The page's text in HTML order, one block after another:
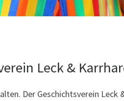
Leck &
Der Geschichtsverein